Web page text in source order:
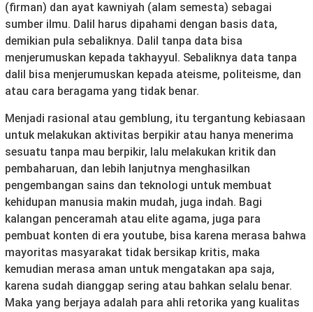
(firman) dan ayat kawniyah (alam semesta) sebagai
sumber ilmu. Dalil harus dipahami dengan basis data,
demikian pula sebaliknya. Dalil tanpa data bisa
menjerumuskan kepada takhayyul. Sebaliknya data tanpa
dalil bisa menjerumuskan kepada ateisme, politeisme, dan
atau cara beragama yang tidak benar.
Menjadi rasional atau gemblung, itu tergantung kebiasaan
untuk melakukan aktivitas berpikir atau hanya menerima
sesuatu tanpa mau berpikir, lalu melakukan kritik dan
pembaharuan, dan lebih lanjutnya menghasilkan
pengembangan sains dan teknologi untuk membuat
kehidupan manusia makin mudah, juga indah. Bagi
kalangan penceramah atau elite agama, juga para
pembuat konten di era youtube, bisa karena merasa bahwa
mayoritas masyarakat tidak bersikap kritis, maka
kemudian merasa aman untuk mengatakan apa saja,
karena sudah dianggap sering atau bahkan selalu benar.
Maka yang berjaya adalah para ahli retorika yang kualitas